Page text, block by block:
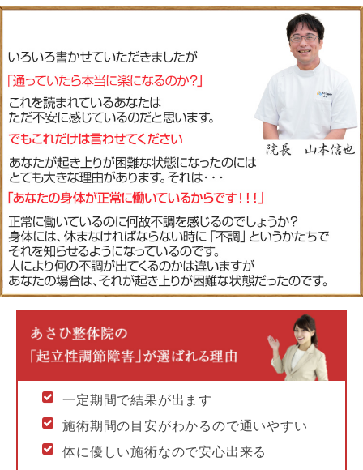
一定期間で結果が出ます
施術期間の目安がわかるので通いやすい
体に優しい施術なので安心出来る